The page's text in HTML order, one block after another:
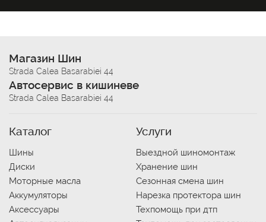
Магазин Шин
Strada Calea Basarabiei 44
Автосервис в кишиневе
Strada Calea Basarabiei 44
Каталог
Шины
Диски
Моторные масла
Аккумуляторы
Аксессуары
Услуги
Выездной шиномонтаж
Хранение шин
Сезонная смена шин
Нарезка протектора шин
Техпомощь при дтп